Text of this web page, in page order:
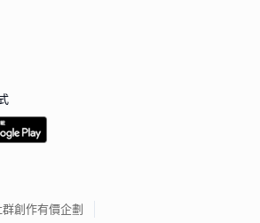
群創作有價企劃